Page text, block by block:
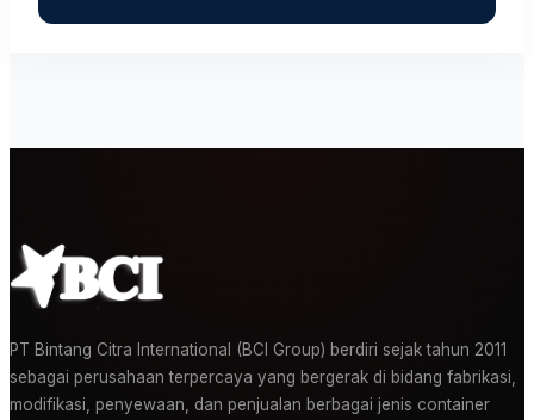
PT Bintang Citra International (BCI Group) berdiri sejak tahun 2011
sebagai perusahaan terpercaya yang bergerak di bidang fabrikasi,
modifikasi, penyewaan, dan penjualan berbagai jenis container